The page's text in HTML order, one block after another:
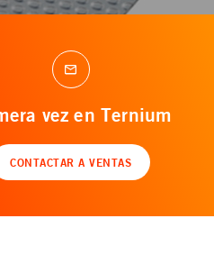
vez en Ternium
CONTACTAR A VENTAS